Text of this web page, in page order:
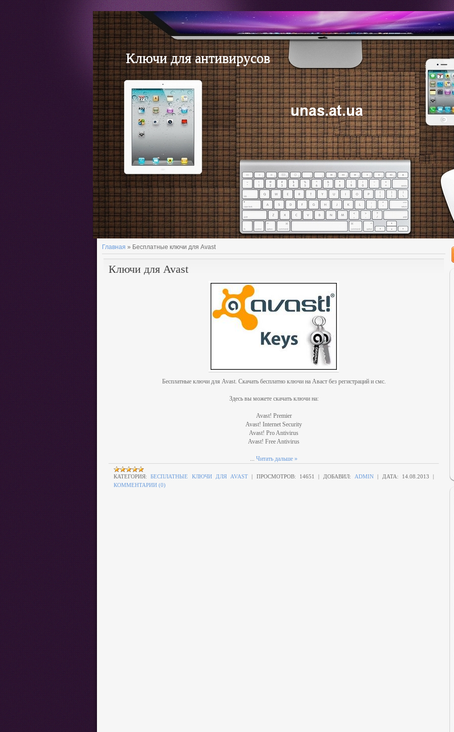
Ключи для антивирусов
Главная » Бесплатные ключи для Avast
Ключи для Avast
Бесплатные ключи для Avast. Скачать бесплатно ключи на Аваст без регистраций и смс.
Здесь вы можете скачать ключи на:
Avast! Premier
Avast! Internet Security
Avast! Pro Antivirus
Avast! Free Antivirus
... Читать дальше »
КАТЕГОРИЯ: БЕСПЛАТНЫЕ КЛЮЧИ ДЛЯ AVAST | ПРОСМОТРОВ: 14651 | ДОБАВИЛ: ADMIN | ДАТА: 14.08.2013
|
КОММЕНТАРИИ (0)